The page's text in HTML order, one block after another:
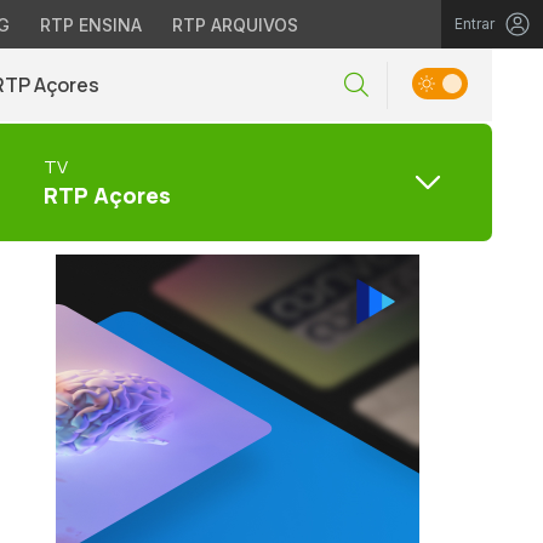
RTP ENSINA RTP ARQUIVOS Entrar
Açores
TV
RTP Açores